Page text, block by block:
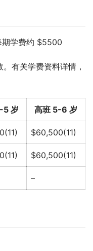
期学费约 $5500
有关学费资料详情，
5 岁 高班 5-6 岁
$60,500(11)
$60,500(11)
–